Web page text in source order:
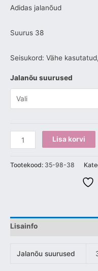
Adidas jalanõud
Suurus 38
Seisukord: Vähe
Jalanõu suurused
Lisa korvi
Tootekood: 35-98-38
Lisainfo
Jalanõu suurused